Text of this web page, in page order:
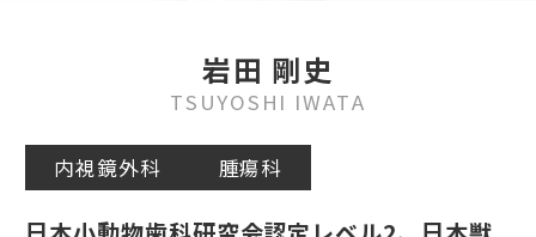
岩田 剛史
TSUYOSHI IWATA
内視鏡外科 腫瘍科